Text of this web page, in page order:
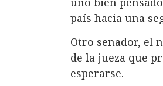
país hacia una
Otro senador, el
de la jueza que
esperarse.